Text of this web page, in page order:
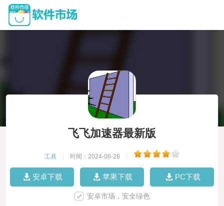
飞飞加速器最新版
工具 时间：2024-06-28
安卓下载 苹果下载 PC下载
安卓市场，安全绿色